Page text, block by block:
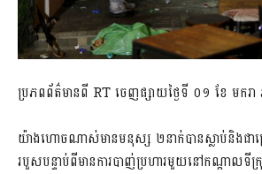
ប្រភពព័ត៌មានពី RT ចេញផ្សាយថ្ងៃទី ០១ ខែ​ មករា
យ៉ាងហោចណាស់មានមនុស្ស ២នាក់បានស្លាប់និងជាច្
របួសបន្ទាប់ពីមានការបាញ់ប្រហារមួយនៅកណ្តាល